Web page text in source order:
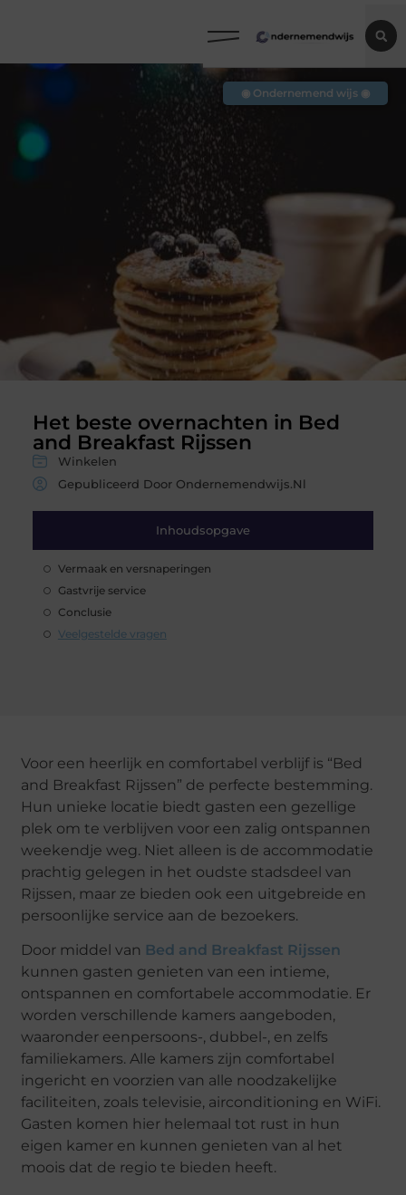
Het beste overnachten in Bed
and Breakfast Rijssen
Winkelen
Gepubliceerd Door Ondernemendwijs.nl
Inhoudsopgave
Vermaak en versnaperingen
Gastvrije service
Conclusie
Veelgestelde vragen
◉ Ondernemend wijs ◉
Voor een heerlijk en comfortabel verblijf is “Bed
and Breakfast Rijssen” de perfecte bestemming.
Hun unieke locatie biedt gasten een gezellige
plek om te verblijven voor een zalig ontspannen
weekendje weg. Niet alleen is de accommodatie
prachtig gelegen in het oudste stadsdeel van
Rijssen, maar ze bieden ook een uitgebreide en
persoonlijke service aan de bezoekers.
Door middel van Bed and Breakfast Rijssen
kunnen gasten genieten van een intieme,
ontspannen en comfortabele accommodatie. Er
worden verschillende kamers aangeboden,
waaronder eenpersoons-, dubbel-, en zelfs
familiekamers. Alle kamers zijn comfortabel
ingericht en voorzien van alle noodzakelijke
faciliteiten, zoals televisie, airconditioning en WiFi.
Gasten komen hier helemaal tot rust in hun
eigen kamer en kunnen genieten van al het
moois dat de regio te bieden heeft.